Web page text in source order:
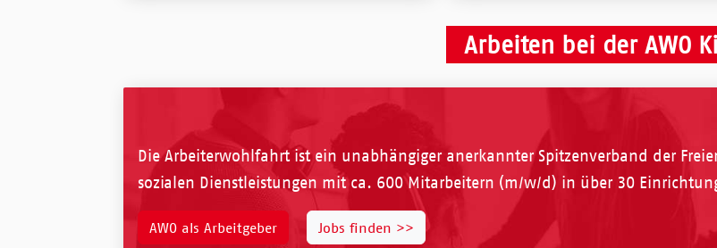
Arbeiten bei der AWO
Die Arbeiterwohlfahrt ist ein unabhängiger anerkannter Spitzenverband der
sozialen Dienstleistungen mit ca. 600 Mitarbeitern (m/w/d) in über 30
AWO als Arbeitgeber Jobs finden >>